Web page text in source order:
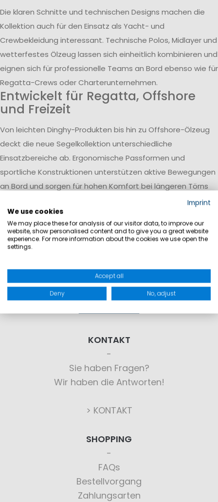
Die klaren Schnitte und technischen Designs machen die
Kollektion auch für den Einsatz als Yacht- und
Crewbekleidung interessant. Technische Polos, Midlayer und
wetterfestes Ölzeug lassen sich einheitlich kombinieren und
eignen sich für professionelle Teams an Bord ebenso wie für
Regatta-Crews oder Charterunternehmen.
Entwickelt für Regatta, Offshore
und Freizeit
Von leichten Dinghy-Produkten bis hin zu Offshore-Ölzeug
deckt die neue Segelkollektion unterschiedliche
Einsatzbereiche ab. Ergonomische Passformen und
sportliche Konstruktionen unterstützen aktive Bewegungen
an Bord und sorgen für hohen Komfort bei längeren Törns
KONTAKT
Sie haben Fragen?
Wir haben die Antworten!
> KONTAKT
SHOPPING
FAQs
Bestellvorgang
Zahlungsarten
Imprint
We use cookies
We may place these for analysis of our visitor data, to improve our
website, show personalised content and to give you a great website
experience. For more information about the cookies we use open the
settings.
Accept all
Deny No, adjust